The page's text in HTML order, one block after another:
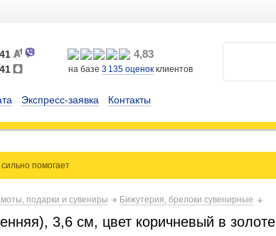
4,83
на базе 3 135 оценок клиентов
Экспресс-заявка Контакты
сильнопомогает
подарки и сувениры Бижутерия, брелоки сувенирные
3,6 см, цвет коричневый в золоте